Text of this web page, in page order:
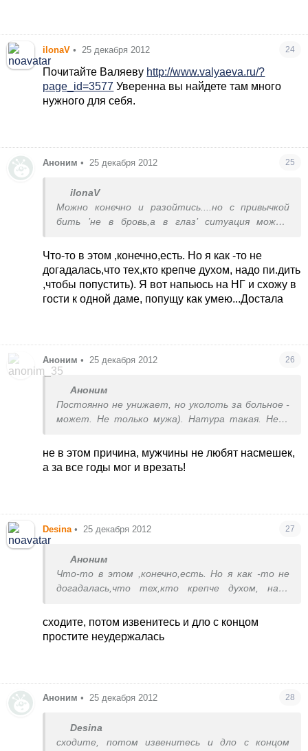
ilonaV • 25 декабря 2012 24
Почитайте Валяеву http://www.valyaeva.ru/?
page_id=3577 Уверенна вы найдете там много
нужного для себя.
Аноним • 25 декабря 2012 25
ilonaV
Можно конечно и разойтись....но с привычкой
бить ’не в бровь,а в глаз’ ситуация может
Вы меня простите,конечно,но показывать мужу
другие это замечали.....
Если вы не уважаете мужа,то тоже и
Что-то в этом ,конечно,есть. Но я как -то не
догадалась,что тех,кто крепче духом, надо пи.дить
,чтобы попустить). Я вот напьюсь на НГ и схожу в
гости к одной даме, попущу как умею...Достала
Аноним • 25 декабря 2012 26
Аноним
Постоянно не унижает, но уколоть за больное -
может. Не только мужа). Натура такая. Нет,
не в этом причина, мужчины не любят насмешек,
а за все годы мог и врезать!
Desina • 25 декабря 2012 27
Аноним
Что-то в этом ,конечно,есть. Но я как -то не
догадалась,что тех,кто крепче духом, надо
сходите, потом извенитесь и дло с концом
простите неудержалась
Аноним • 25 декабря 2012 28
Desina
сходите, потом извенитесь и дло с концом